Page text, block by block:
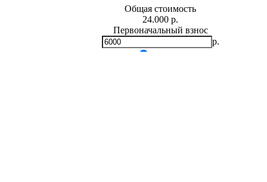
Общая стоимость
24.000 р.
Первоначальный взнос
р.